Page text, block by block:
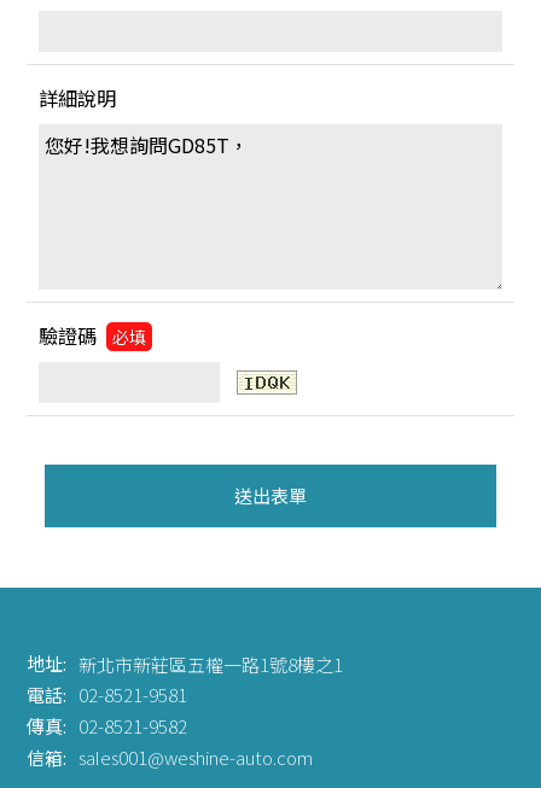
詳細說明
驗證碼 必填
地址: 新北市新莊區五權一路1號8樓之1
電話: 02-8521-9581
傳真: 02-8521-9582
信箱: sales001@weshine-auto.com